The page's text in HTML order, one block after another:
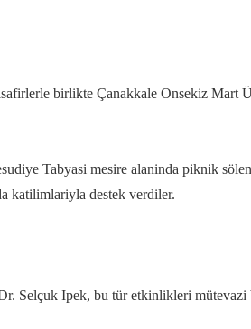
birlikte Çanakkale Onsekiz Mart
Tabyasi mesire alaninda piknik
katilimlariyla destek verdiler.
Selçuk Ipek, bu tür etkinlikleri